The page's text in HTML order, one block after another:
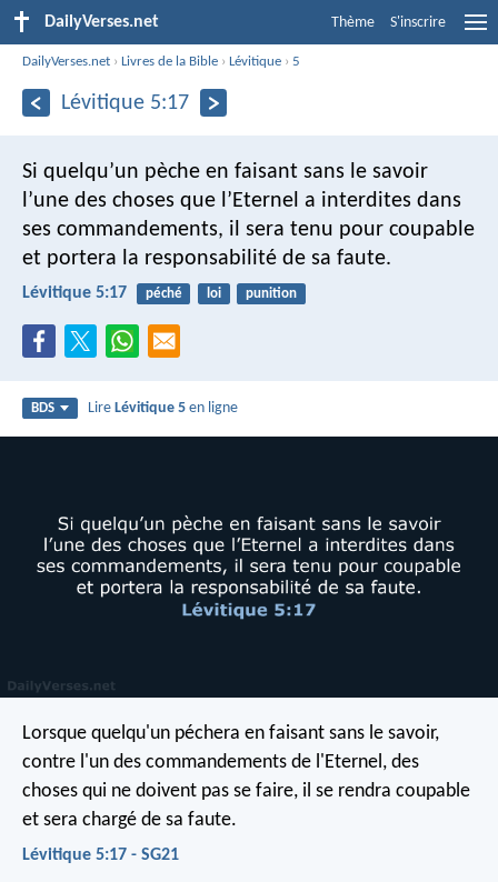
DailyVerses.net Thème S'inscrire
DailyVerses.net ›Livres de la Bible ›Lévitique ›5
Lévitique 5:17
Si quelqu’un pèche en faisant sans le savoir
l’une des choses que l’Eternel a interdites dans
ses commandements, il sera tenu pour coupable
et portera la responsabilité de sa faute.
Lévitique 5:17 péché loi punition
BDS LireLévitique 5 en ligne
Lorsque quelqu'un péchera en faisant sans le savoir,
contre l'un des commandements de l'Eternel, des
choses qui ne doivent pas se faire, il se rendra coupable
et sera chargé de sa faute.
Lévitique 5:17 - SG21